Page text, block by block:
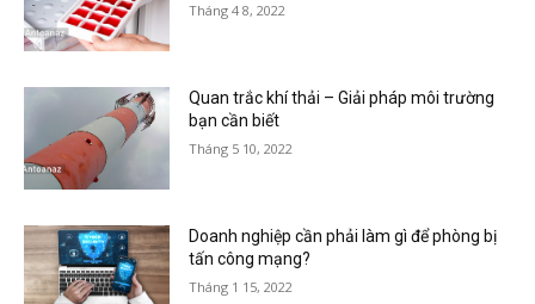
Tháng 4 8, 2022
Quan trắc khí thải – Giải pháp môi trường
bạn cần biết
Tháng 5 10, 2022
Doanh nghiệp cần phải làm gì để phòng bị
tấn công mạng?
Tháng 1 15, 2022